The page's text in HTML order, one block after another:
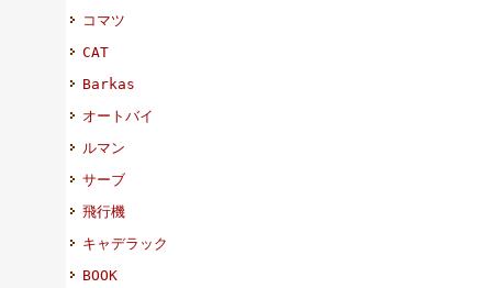
コマツ
CAT
Barkas
オートバイ
ルマン
サーブ
飛行機
キャデラック
BOOK